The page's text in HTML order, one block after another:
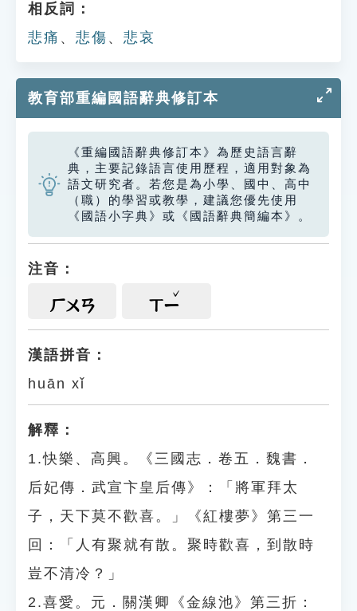
相反詞：
悲痛 、 悲傷 、 悲哀
教育部重編國語辭典修訂本
《重編國語辭典修訂本》為歷史語言辭
典，主要記錄語言使用歷程，適用對象為
語文研究者。若您是為小學、國中、高中
（職）的學習或教學，建議您優先使用
《國語小字典》或《國語辭典簡編本》。
注音：
ㄏㄨㄢ ㄒㄧ
漢語拼音：
huān xǐ
解釋：
1.快樂、高興。《三國志．卷五．魏書．
后妃傳．武宣卞皇后傳》：「將軍拜太
子，天下莫不歡喜。」《紅樓夢》第三一
回：「人有聚就有散。聚時歡喜，到散時
豈不清冷？」
2.喜愛。元．關漢卿《金線池》第三折：